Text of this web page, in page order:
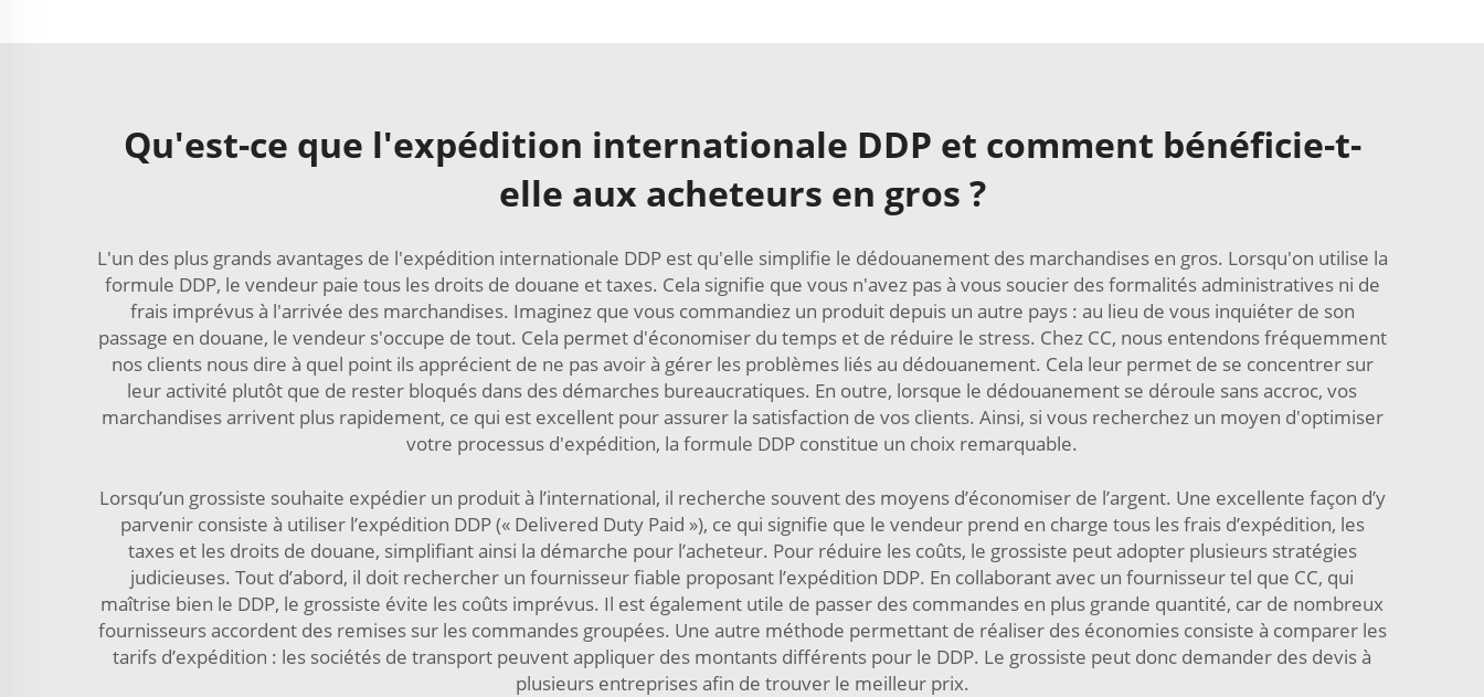
Qu'est-ce que l'expédition internationale DDP et comment bénéficie-t-
elle aux acheteurs en gros ?
L'un des plus grands avantages de l'expédition internationale DDP est qu'elle simplifie le dédouanement des marchandises en gros. Lorsqu'on utilise la
formule DDP, le vendeur paie tous les droits de douane et taxes. Cela signifie que vous n'avez pas à vous soucier des formalités administratives ni de
frais imprévus à l'arrivée des marchandises. Imaginez que vous commandiez un produit depuis un autre pays : au lieu de vous inquiéter de son
passage en douane, le vendeur s'occupe de tout. Cela permet d'économiser du temps et de réduire le stress. Chez CC, nous entendons fréquemment
nos clients nous dire à quel point ils apprécient de ne pas avoir à gérer les problèmes liés au dédouanement. Cela leur permet de se concentrer sur
leur activité plutôt que de rester bloqués dans des démarches bureaucratiques. En outre, lorsque le dédouanement se déroule sans accroc, vos
marchandises arrivent plus rapidement, ce qui est excellent pour assurer la satisfaction de vos clients. Ainsi, si vous recherchez un moyen d'optimiser
votre processus d'expédition, la formule DDP constitue un choix remarquable.
Lorsqu’un grossiste souhaite expédier un produit à l’international, il recherche souvent des moyens d’économiser de l’argent. Une excellente façon d’y
parvenir consiste à utiliser l’expédition DDP (« Delivered Duty Paid »), ce qui signifie que le vendeur prend en charge tous les frais d’expédition, les
taxes et les droits de douane, simplifiant ainsi la démarche pour l’acheteur. Pour réduire les coûts, le grossiste peut adopter plusieurs stratégies
judicieuses. Tout d’abord, il doit rechercher un fournisseur fiable proposant l’expédition DDP. En collaborant avec un fournisseur tel que CC, qui
maîtrise bien le DDP, le grossiste évite les coûts imprévus. Il est également utile de passer des commandes en plus grande quantité, car de nombreux
fournisseurs accordent des remises sur les commandes groupées. Une autre méthode permettant de réaliser des économies consiste à comparer les
tarifs d’expédition : les sociétés de transport peuvent appliquer des montants différents pour le DDP. Le grossiste peut donc demander des devis à
plusieurs entreprises afin de trouver le meilleur prix.